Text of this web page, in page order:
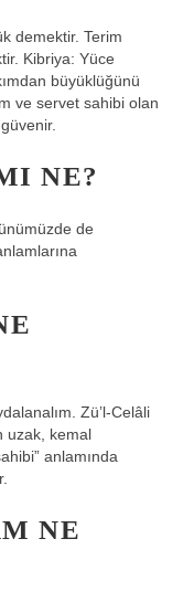
demektir. Terim
Kibriya: Yüce
büyüklüğünü
ve servet sahibi olan
NE?
de
Zü’l-Celâli
uzak, kemal
anlamında
NE